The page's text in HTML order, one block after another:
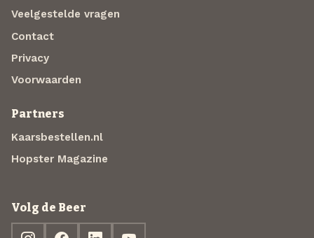
Veelgestelde vragen
Contact
Privacy
Voorwaarden
Partners
Kaarsbestellen.nl
Hopster Magazine
Volg de Beer